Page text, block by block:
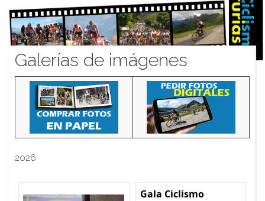
Galerías de imágenes
2026
Gala Ciclismo